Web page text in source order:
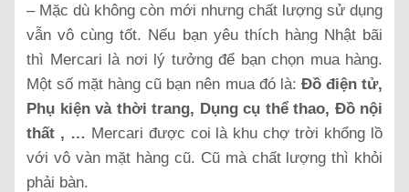
– Mặc dù không còn mới nhưng chất lượng sử dụng
vẫn vô cùng tốt. Nếu bạn yêu thích hàng Nhật bãi
thì Mercari là nơi lý tưởng để bạn chọn mua hàng.
Một số mặt hàng cũ bạn nên mua đó là: Đồ điện tử,
Phụ kiện và thời trang, Dụng cụ thể thao, Đồ nội
thất , … Mercari được coi là khu chợ trời khổng lồ
với vô vàn mặt hàng cũ. Cũ mà chất lượng thì khỏi
phải bàn.